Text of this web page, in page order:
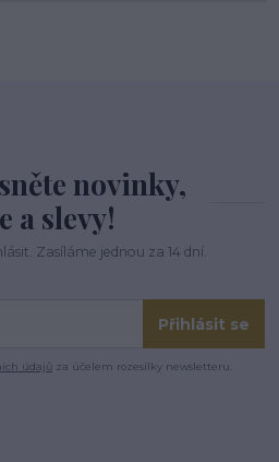
novinky,
a slevy!
Zasíláme jednou za 14 dní.
Přihlásit se
údajů za účelem rozesílky newsletteru.